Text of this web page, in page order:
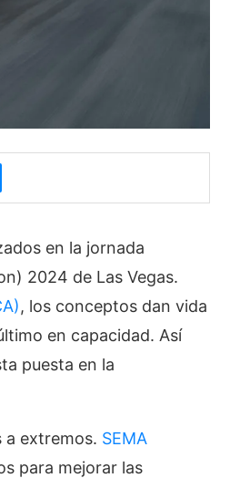
en la jornada
2024 de Las Vegas.
, los conceptos dan vida
en capacidad. Así
puesta en la
a extremos. SEMA
para mejorar las